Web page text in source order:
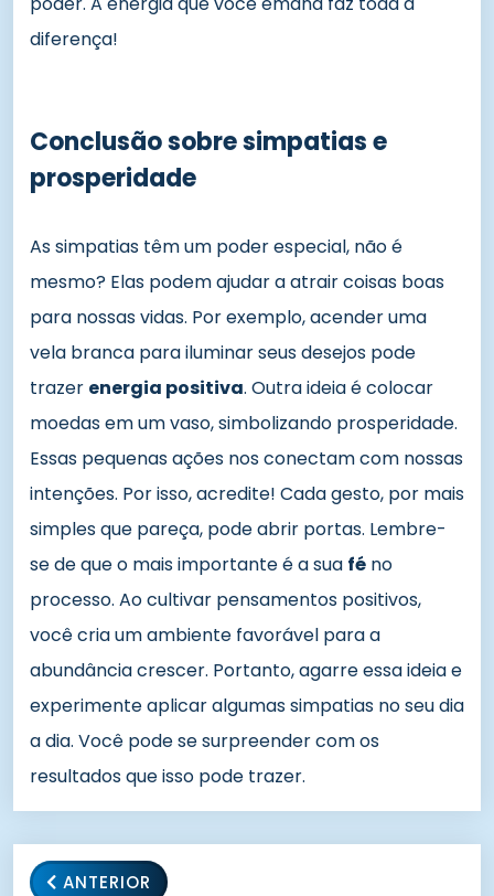
diferença!
Conclusão sobre simpatias e
prosperidade
As simpatias têm um poder especial, não é
mesmo? Elas podem ajudar a atrair coisas boas
para nossas vidas. Por exemplo, acender uma
vela branca para iluminar seus desejos pode
trazer energia positiva. Outra ideia é colocar
moedas em um vaso, simbolizando prosperidade.
Essas pequenas ações nos conectam com nossas
intenções. Por isso, acredite! Cada gesto, por mais
simples que pareça, pode abrir portas. Lembre-
se de que o mais importante é a sua fé no
processo. Ao cultivar pensamentos positivos,
você cria um ambiente favorável para a
abundância crescer. Portanto, agarre essa ideia e
experimente aplicar algumas simpatias no seu dia
a dia. Você pode se surpreender com os
resultados que isso pode trazer.
ANTERIOR